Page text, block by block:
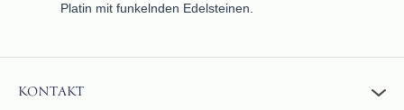
Platin mit funkelnden Edelsteinen.
KONTAKT